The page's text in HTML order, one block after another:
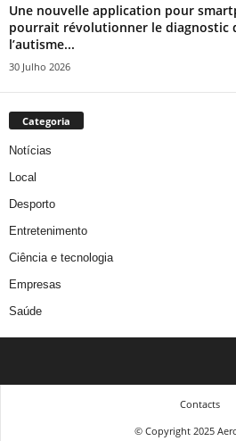
Une nouvelle application pour
pourrait révolutionner le diagnostic
l’autisme...
30 Julho 2026
Categoria
Notícias
Local
Desporto
Entretenimento
Ciência e tecnologia
Empresas
Saúde
Contacts
© Copyright 2025